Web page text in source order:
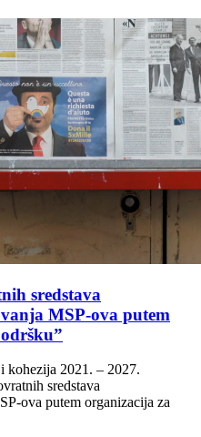
sredstava
MSP-ova putem
kohezija 2021. – 2027.
sredstava
ova putem organizacija za